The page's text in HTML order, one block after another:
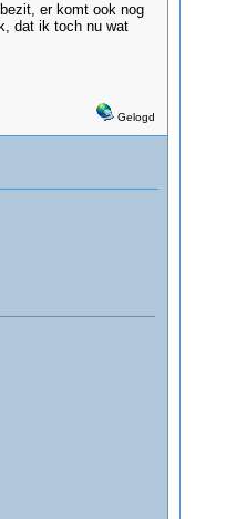
er komt ook nog
dat ik toch nu wat
Gelogd